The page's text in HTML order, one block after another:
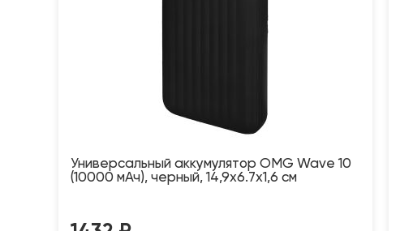
Универсальный аккумулятор OMG Wave 10
(10000 мАч), черный, 14,9х6.7х1,6 см